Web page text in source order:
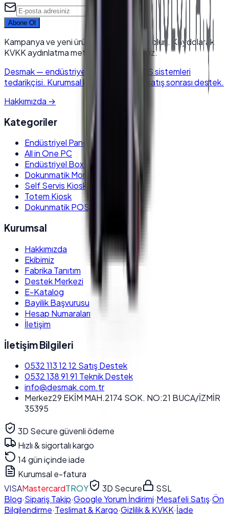
Abone Ol
Kampanya ve yeni ürünlerden haberdar olun. Kaydolarak
KVKK aydınlatma metnini kabul edersiniz.
Desmak— endüstriyel elektronik & POS sistemleri
tedarikçisi. Kurumsal kalite, hızlı kargo, satış sonrası destek.
Hakkımızda →
Kategoriler
Endüstriyel Panel PC
All in One PC
Endüstriyel Box PC
Dokunmatik Monitör
Self Servis Kiosk
Totem Kiosk
Dokunmatik POS PC
Kurumsal
Hakkımızda
Ekibimiz
Fabrika Tanıtım
Destek Merkezi
E-Katalog
Bayilik Başvurusu
Hesap Numaraları
İletişim
İletişim Bilgileri
0532 113 12 12 Satış Destek
0532 138 91 91 Teknik Destek
info@desmak.com.tr
Merkez29 EKİM MAH.2174 SOK. NO:21 BUCA/İZMİR
35395
3D Secure güvenli ödeme
Hızlı & sigortalı kargo
14 gün içinde iade
Kurumsal e-fatura
VISAMastercardTROY 3D Secure
SSL
Blog·Sipariş Takip·Google Yorum İndirimi·Mesafeli Satış·Ön
Bilgilendirme·Teslimat & Kargo·Gizlilik & KVKK·İade